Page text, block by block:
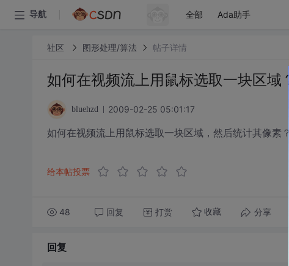
导航 全部 Ada助手
社区 图形处理/算法 帖子详情
如何在视频流上用鼠标选取一块区域？
bluehzd 2009-02-25 05:01:17
如何在视频流上用鼠标选取一块区域，然后统计其像素？
给本帖投票
48 回复 打赏 收藏 分享
回复